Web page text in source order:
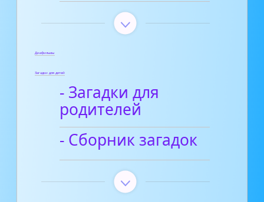
Диафильмы
Загадки для детей
- Загадки для
родителей
- Сборник загадок